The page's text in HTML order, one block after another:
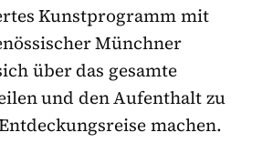
Kunstprogramm mit
Münchner
über das gesamte
und den Aufenthalt zu
machen.